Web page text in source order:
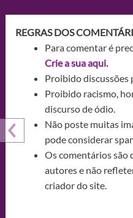
REGRAS DOS
Para comentar é
Crie a sua aqui.
Proibido discussões
Proibido racismo,
discurso de ódio.
Não poste muitas
pode considerar
Os comentários são
autores e não
criador do site.